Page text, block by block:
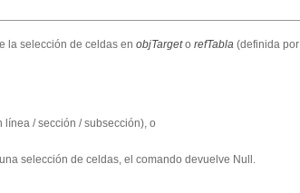
la selección de celdas en objTargeto refTabla (definida por
línea / sección / subsección), o
selección de celdas, el comando devuelve Null.